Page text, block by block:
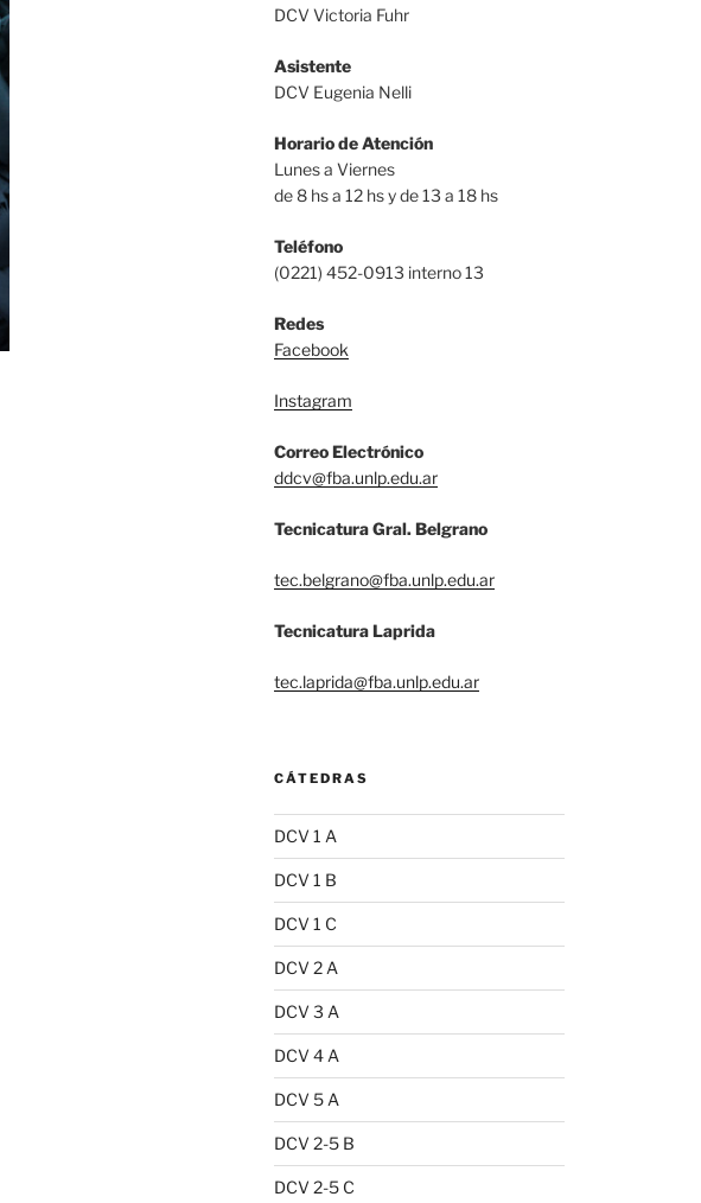
DCV Victoria Fuhr
Asistente
DCV Eugenia Nelli
Horario de Atención
Lunes a Viernes
de 8 hs a 12 hs y de 13 a 18 hs
Teléfono
(0221) 452-0913 interno 13
Redes
Facebook
Instagram
Correo Electrónico
ddcv@fba.unlp.edu.ar
Tecnicatura Gral. Belgrano
tec.belgrano@fba.unlp.edu.ar
Tecnicatura Laprida
tec.laprida@fba.unlp.edu.ar
CÁTEDRAS
DCV 1 A
DCV 1 B
DCV 1 C
DCV 2 A
DCV 3 A
DCV 4 A
DCV 5 A
DCV 2-5 B
DCV 2-5 C